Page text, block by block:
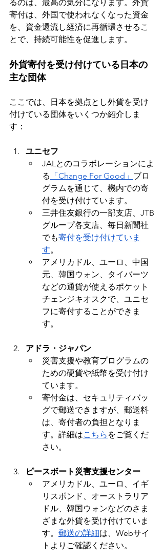
るのは、最高の気分になります。外貨
寄付は、外国で使われなくなった資金
を、資金還流し経済に再循環させるこ
とで、持続可能性を促進します。
外貨寄付を受け付けている日本の
主な団体
ここでは、日本を拠点とし外貨を受け
付けている団体をいくつか紹介しま
す：
ユニセフ
JALとのコラボレーションによ
る 「Change For Good」 ブロ
グラムを通じて、機内での寄
付を受け付けています。
三井住友銀行の一部支店、JTB
グループ各支店、毎日新聞社
でも寄付を受け付けていま
す。
アメリカドル、ユーロ、中国
元、韓国ウォン、タイバーツ
などの通貨が使えるポケット
チェンジキオスクで、ユニセ
フに寄付することができま
す。
アドラ・ジャパン
災害支援や教育プログラムの
ための硬貨や紙幣を受け付け
ています。
寄付金は、セキュリティバッ
グで郵送できますが、郵送料
は、寄付者の負担となりま
す。詳細はこちら をご覧くだ
さい。
ピースボート災害支援センター
アメリカドル、ユーロ、イギ
リスポンド、オーストラリア
ドル、韓国ウォンなどのさま
ざまな外貨を受け付けていま
す。 郵送の詳細は、Webサイ
トよりご確認ください。